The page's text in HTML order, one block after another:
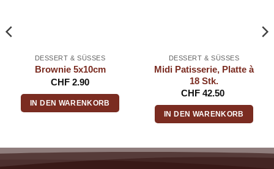
DESSERT & SÜSSES
Brownie 5x10cm
CHF 2.90
IN DEN WARENKORB
DESSERT & SÜSSES
Midi Patisserie, Platte à
18 Stk.
CHF 42.50
IN DEN WARENKORB